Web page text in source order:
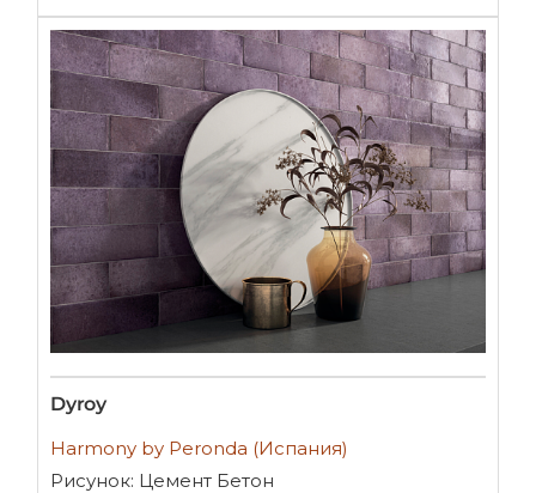
Dyroy
Harmony by Peronda (Испания)
Рисунок: Цемент Бетон